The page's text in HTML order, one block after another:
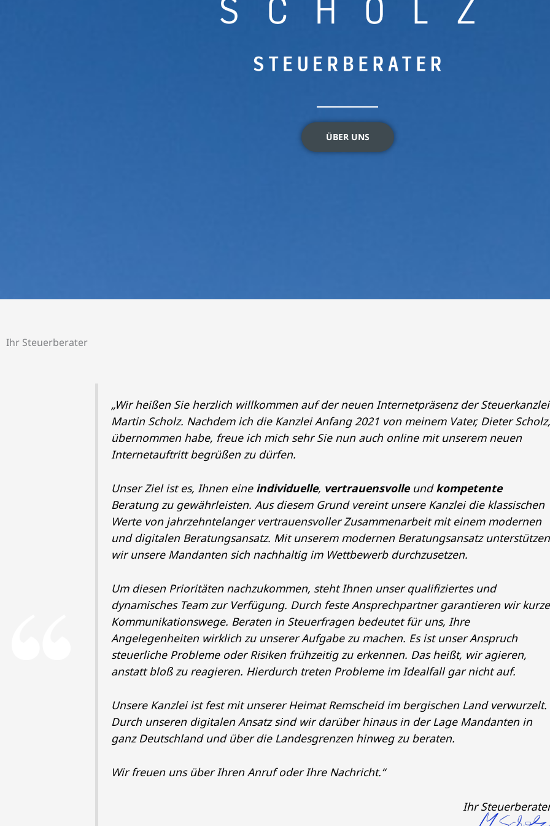
ÜBER UNS
Ihr Steuerberater
„Wir heißen Sie herzlich willkommen auf der neuen Internetpräsenz der Steuerkanzlei
Martin Scholz. Nachdem ich die Kanzlei Anfang 2021 von meinem Vater, Dieter
übernommen habe, freue ich mich sehr Sie nun auch online mit unserem neuen
Internetauftritt begrüßen zu dürfen.
Unser Ziel ist es, Ihnen eine individuelle, vertrauensvolle undkompetente
Beratung zu gewährleisten. Aus diesem Grund vereint unsere Kanzlei die klassischen
Werte von jahrzehntelanger vertrauensvoller Zusammenarbeit mit einem modernen
und digitalen Beratungsansatz. Mit unserem modernen Beratungsansatz unterstützen
wir unsere Mandanten sich nachhaltig im Wettbewerb durchzusetzen.
Um diesen Prioritäten nachzukommen, steht Ihnen unser qualifiziertes und
dynamisches Team zur Verfügung. Durch feste Ansprechpartner garantieren wir kurze
Kommunikationswege. Beraten in Steuerfragen bedeutet für uns, Ihre
Angelegenheiten wirklich zu unserer Aufgabe zu machen. Es ist unser Anspruch
steuerliche Probleme oder Risiken frühzeitig zu erkennen. Das heißt, wir agieren,
anstatt bloß zu reagieren. Hierdurch treten Probleme im Idealfall gar nicht auf.
Unsere Kanzlei ist fest mit unserer Heimat Remscheid im bergischen Land verwurzelt.
Durch unseren digitalen Ansatz sind wir darüber hinaus in der Lage Mandanten in
ganz Deutschland und über die Landesgrenzen hinweg zu beraten.
Wir freuen uns über Ihren Anruf oder Ihre Nachricht.“
Ihr